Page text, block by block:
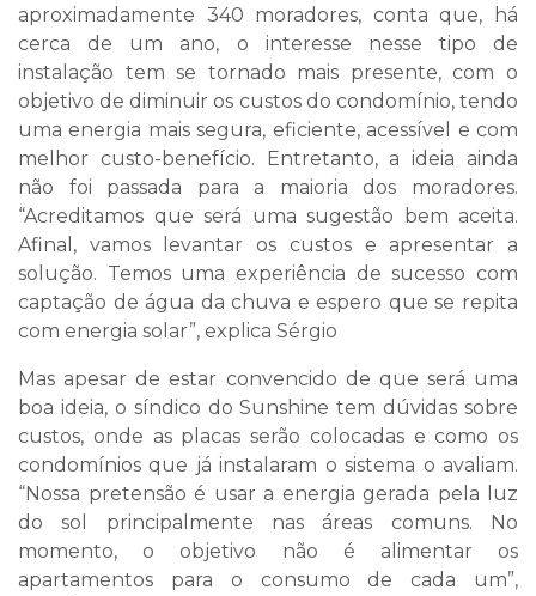
aproximadamente 340 moradores, conta que, há
cerca de um ano, o interesse nesse tipo de
instalação tem se tornado mais presente, com o
objetivo de diminuir os custos do condomínio, tendo
uma energia mais segura, eficiente, acessível e com
melhor custo-benefício. Entretanto, a ideia ainda
não foi passada para a maioria dos moradores.
“Acreditamos que será uma sugestão bem aceita.
Afinal, vamos levantar os custos e apresentar a
solução. Temos uma experiência de sucesso com
captação de água da chuva e espero que se repita
com energia solar”, explica Sérgio
Mas apesar de estar convencido de que será uma
boa ideia, o síndico do Sunshine tem dúvidas sobre
custos, onde as placas serão colocadas e como os
condomínios que já instalaram o sistema o avaliam.
“Nossa pretensão é usar a energia gerada pela luz
do sol principalmente nas áreas comuns. No
momento, o objetivo não é alimentar os
apartamentos para o consumo de cada um”,